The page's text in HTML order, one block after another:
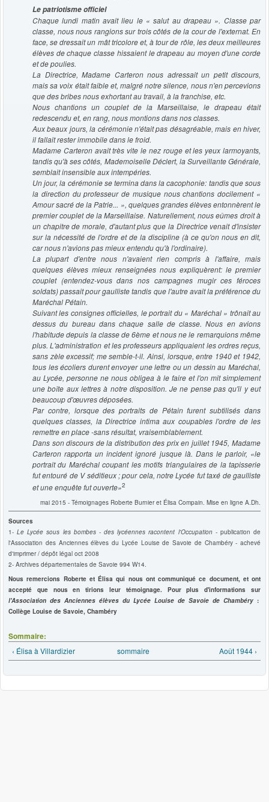
Le patriotisme officiel
Chaque lundi matin avait lieu le « salut au drapeau ». Classe par
classe, nous nous rangions sur trois côtés de la cour de l'externat. En
face, se dressait un mât tricolore et, à tour de rôle, les deux meilleures
élèves de chaque classe hissaient le drapeau au moyen d'une corde
et de poulies.
La Directrice, Madame Carteron nous adressait un petit discours,
mais sa voix était faible et, malgré notre silence, nous n'en percevions
que des bribes nous exhortant au travail, à la franchise, etc.
Nous chantions un couplet de la Marseillaise, le drapeau était
redescendu et, en rang, nous montions dans nos classes.
Aux beaux jours, la cérémonie n'était pas désagréable, mais en hiver,
il fallait rester immobile dans le froid.
Madame Carteron avait très vite le nez rouge et les yeux larmoyants,
tandis qu'à ses côtés, Mademoiselle Déclert, la Surveillante Générale,
semblait insensible aux intempéries.
Un jour, la cérémonie se termina dans la cacophonie: tandis que sous
la direction du professeur de musique nous chantions docilement «
Amour sacré de la Patrie... », quelques grandes élèves entonnèrent le
premier couplet de la Marseillaise. Naturellement, nous eûmes droit à
un chapitre de morale, d'autant plus que la Directrice venait d'insister
sur la nécessité de l'ordre et de la discipline (à ce qu'on nous en dit,
car nous n'avions pas mieux entendu qu'à l'ordinaire).
La plupart d'entre nous n'avaient rien compris à l'affaire, mais
quelques élèves mieux renseignées nous expliquèrent: le premier
couplet (entendez-vous dans nos campagnes mugir ces féroces
soldats) passait pour gaulliste tandis que l'autre avait la préférence du
Maréchal Pétain.
Suivant les consignes officielles, le portrait du « Maréchal » trônait au
dessus du bureau dans chaque salle de classe. Nous en avions
l'habitude depuis la classe de 6ème et nous ne le remarquions même
plus. L'administration et les professeurs appliquaient les ordres reçus,
sans zèle excessif; me semble-t-il. Ainsi, lorsque, entre 1940 et 1942,
tous les écoliers durent envoyer une lettre ou un dessin au Maréchal,
au Lycée, personne ne nous obligea à le faire et l'on mit simplement
une boîte aux lettres à notre disposition. Je ne pense pas qu'il y eut
beaucoup d'œuvres déposées.
Par contre, lorsque des portraits de Pétain furent subtilisés dans
quelques classes, la Directrice intima aux coupables l'ordre de les
remettre en place -sans résultat, vraisemblablement.
Dans son discours de la distribution des prix en juillet 1945, Madame
Carteron rapporta un incident ignoré jusque là. Dans le parloir, «le
portrait du Maréchal coupant les motifs triangulaires de la tapisserie
fut entouré de V séditieux ; pour cela, notre Lycée fut taxé de gaulliste
et une enquête fut ouverte»2
mai 2015 - Témoignages Roberte Burnier et Élisa Compain. Mise en ligne A.Dh.
Sources
1- Le Lycée sous les bombes - des lycéennes racontent l'Occupation -publication de
l'Association des Anciennes élèves du Lycée Louise de Savoie de Chambéry - achevé
d'imprimer / dépôt légal oct 2008
2- Archives départementales de Savoie 994 W14.
Nous remercions Roberte et Élisa qui nous ont communiqué ce document, et ont
accepté que nous en tirions leur témoignage. Pour plus d'informations sur
l'Association des Anciennes élèves du Lycée Louise de Savoie de Chambéry :
Collège Louise de Savoie, Chambéry
Sommaire:
‹ Élisa à Villardizier sommaire Août 1944 ›